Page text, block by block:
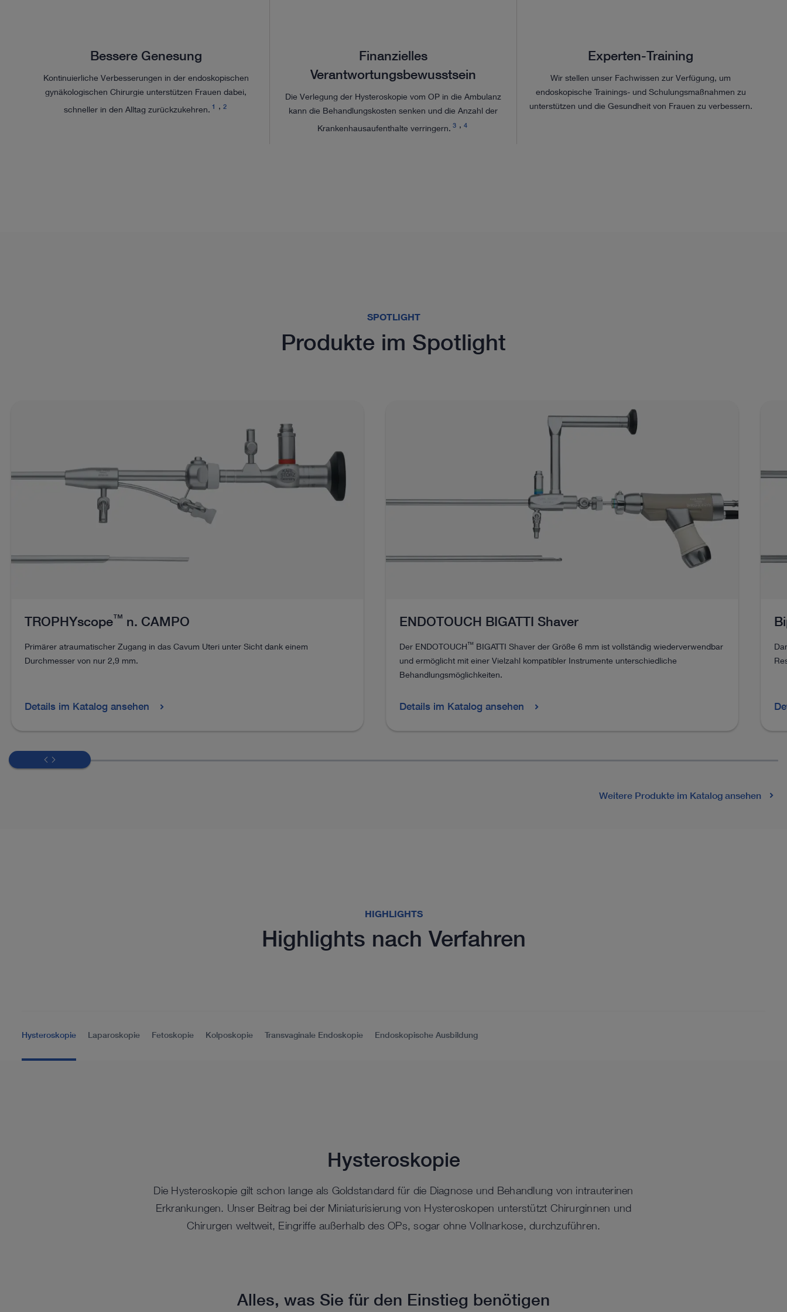
Bessere Genesung
Kontinuierliche Verbesserungen in der endoskopischen
gynäkologischen Chirurgie unterstützen Frauen dabei,
schneller in den Alltag zurückzukehren.
1 2
Finanzielles
Verantwortungsbewusstsein
Die Verlegung der Hysteroskopie vom OP in die Ambulanz
kann die Behandlungskosten senken und die Anzahl der
Krankenhausaufenthalte verringern.
3 4
Experten-Training
Wir stellen unser Fachwissen zur Verfügung, um
endoskopische Trainings- und Schulungsmaßnahmen zu
unterstützen und die Gesundheit von Frauen zu verbessern.
SPOTLIGHT
Produkte im Spotlight
TROPHYscope™ n. CAMPO
Primärer atraumatischer Zugang in das Cavum Uteri unter Sicht dank einem
Durchmesser von nur 2,9 mm.
Details im Katalog ansehen
ENDOTOUCH BIGATTI Shaver
Der ENDOTOUCH™ BIGATTI Shaver der Größe 6 mm ist vollständig wiederverwendbar
und ermöglicht mit einer Vielzahl kompatibler Instrumente unterschiedliche
Behandlungsmöglichkeiten.
Details im Katalog ansehen
Weitere Produkte im Katalog ansehen
HIGHLIGHTS
Highlights nach Verfahren
Hysteroskopie Laparoskopie Fetoskopie Kolposkopie Transvaginale Endoskopie Endoskopische Ausbildung
Hysteroskopie
Die Hysteroskopie gilt schon lange als Goldstandard für die Diagnose und Behandlung von intrauterinen
Erkrankungen. Unser Beitrag bei der Miniaturisierung von Hysteroskopen unterstützt Chirurginnen und
Chirurgen weltweit, Eingriffe außerhalb des OPs, sogar ohne Vollnarkose, durchzuführen.
Alles, was Sie für den Einstieg benötigen